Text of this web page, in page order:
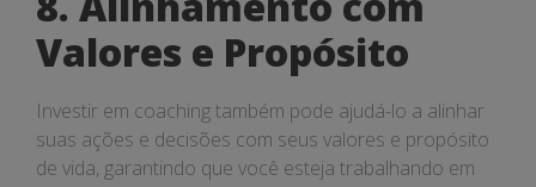
Valores e Propósito
Investir em coaching também pode ajudá-lo a alinhar
suas ações e decisões com seus valores e propósito
de vida, garantindo que você esteja trabalhando em